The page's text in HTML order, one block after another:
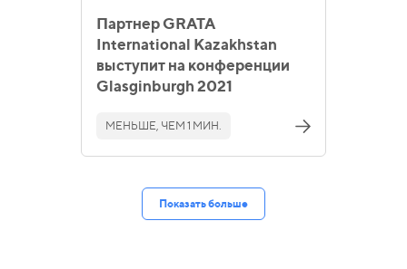
Партнер GRATA
International Kazakhstan
выступит на конференции
Glasginburgh 2021
МЕНЬШЕ, ЧЕМ 1 МИН.
Показать больше